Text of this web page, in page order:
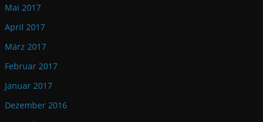
Mai 2017
April 2017
März 2017
Februar 2017
Januar 2017
Dezember 2016